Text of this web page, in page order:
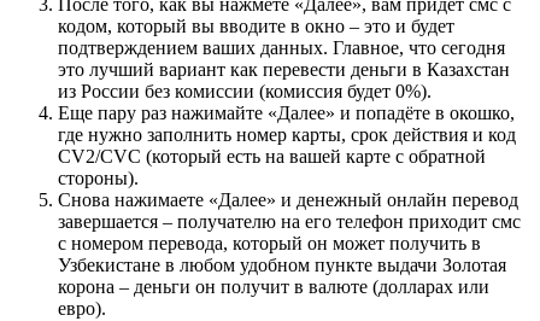
После того, как вы нажмёте «Далее», вам придет смс с
кодом, который вы вводите в окно – это и будет
подтверждением ваших данных. Главное, что сегодня
это лучший вариант как перевести деньги в Казахстан
из России без комиссии (комиссия будет 0%).
Еще пару раз нажимайте «Далее» и попадёте в окошко,
где нужно заполнить номер карты, срок действия и код
CV2/CVC (который есть на вашей карте с обратной
стороны).
Снова нажимаете «Далее» и денежный онлайн перевод
завершается – получателю на его телефон приходит смс
с номером перевода, который он может получить в
Узбекистане в любом удобном пункте выдачи Золотая
корона – деньги он получит в валюте (долларах или
евро).